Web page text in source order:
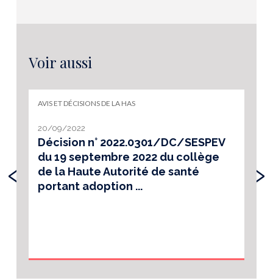
Voir aussi
AVIS ET DÉCISIONS DE LA HAS
20/09/2022
Décision n° 2022.0301/DC/SESPEV
du 19 septembre 2022 du collège
de la Haute Autorité de santé
portant adoption ...
‹ ›